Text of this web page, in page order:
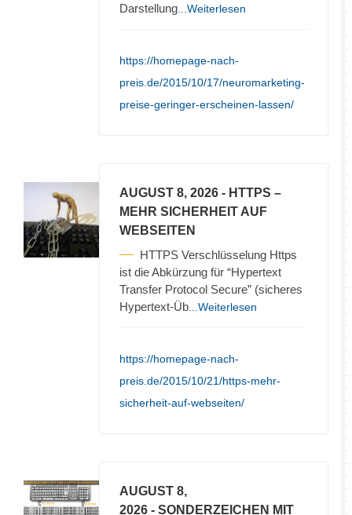
Darstellung ...Weiterlesen
https://homepage-nach-
preis.de/2015/10/17/neuromarketing-
preise-geringer-erscheinen-lassen/
AUGUST 8, 2026 - HTTPS –
MEHR SICHERHEIT AUF
WEBSEITEN
HTTPS Verschlüsselung Https
ist die Abkürzung für “Hypertext
Transfer Protocol Secure” (sicheres
Hypertext-Üb ...Weiterlesen
https://homepage-nach-
preis.de/2015/10/21/https-mehr-
sicherheit-auf-webseiten/
AUGUST 8,
2026 - SONDERZEICHEN MIT